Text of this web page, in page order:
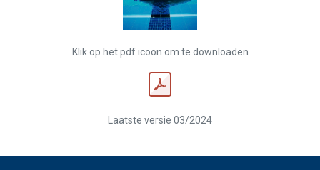
Klik op het pdf icoon om te downloaden
Laatste versie 03/2024